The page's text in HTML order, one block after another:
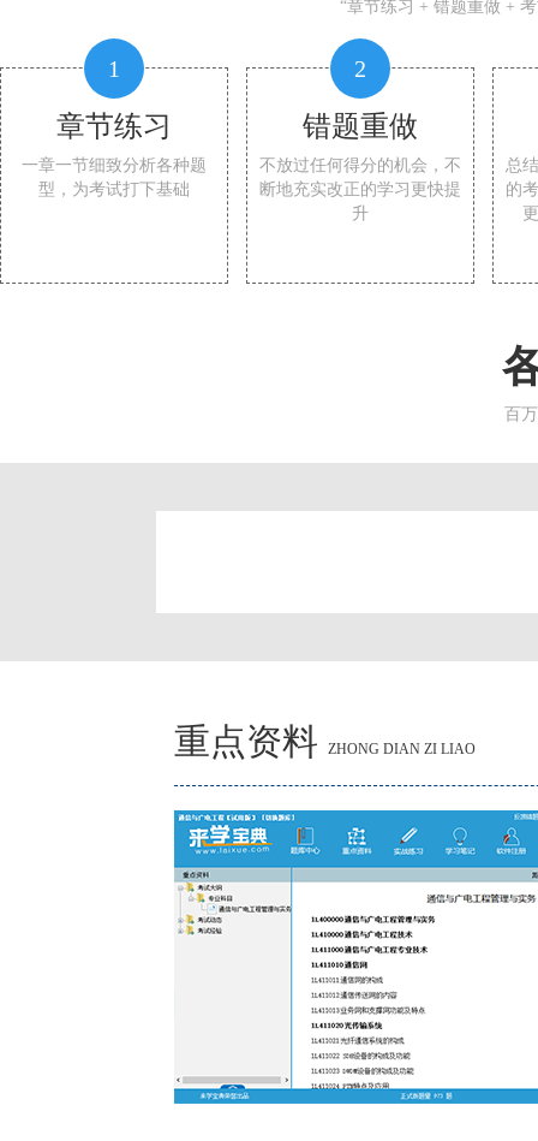
“章节练习 + 错题重做 +
1
章节练习
一章一节细致分析各种题
型，为考试打下基础
2
错题重做
不放过任何得分的机会，不
断地充实改正的学习更快提
升
总
的
百
重点资料 ZHONG DIAN ZI LIAO